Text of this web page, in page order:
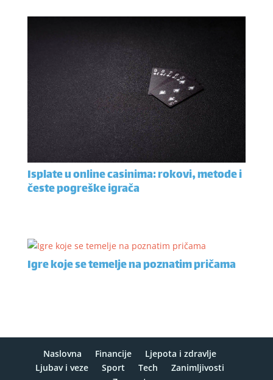
Isplate u online casinima: rokovi, metode i
česte pogreške igrača
Igre koje se temelje na poznatim pričama
Naslovna Financije
Ljepota i zdravlje
Ljubav i veze
Sport Tech
Zanimljivosti